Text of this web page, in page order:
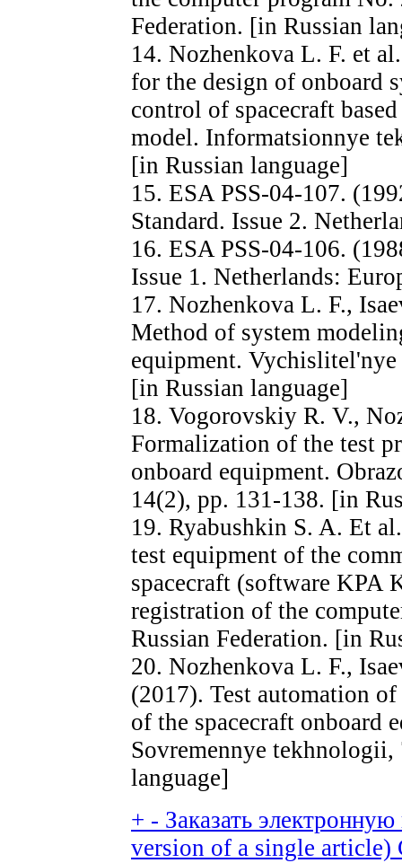
Federation. [in Russian
14. Nozhenkova L. F. et
for the design of onboard
control of spacecraft
model. Informatsionnye
[in Russian language]
15. ESA PSS-04-107.
Standard. Issue 2.
16. ESA PSS-04-106.
Issue 1. Netherlands:
17. Nozhenkova L. F.,
Method of system
equipment.
[in Russian language]
18. Vogorovskiy R. V.,
Formalization of the test
onboard equipment.
14(2), pp. 131-138. [in
19. Ryabushkin S. A. Et
test equipment of the
spacecraft (software KPA
registration of the
Russian Federation. [in
20. Nozhenkova L. F.,
(2017). Test automation
of the spacecraft onboard
Sovremennye
language]
+ - Заказать
version of a single article)